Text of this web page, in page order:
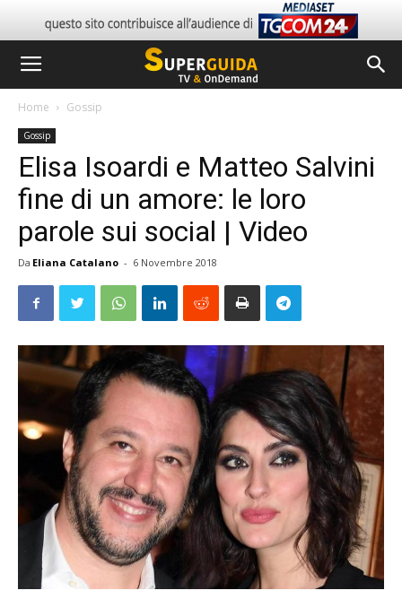
Home Gossip
Gossip
Elisa Isoardi e Matteo Salvini
fine di un amore: le loro
parole sui social | Video
Da Eliana Catalano - 6 Novembre 2018